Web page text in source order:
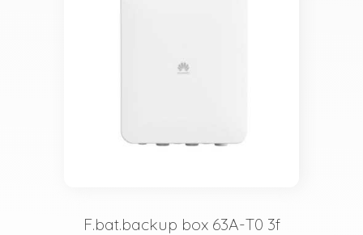
F.bat.backup box 63A-T0 3f